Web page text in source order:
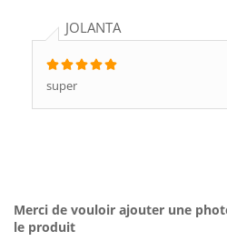
JOLANTA
super
Merci de vouloir ajouter une
le produit